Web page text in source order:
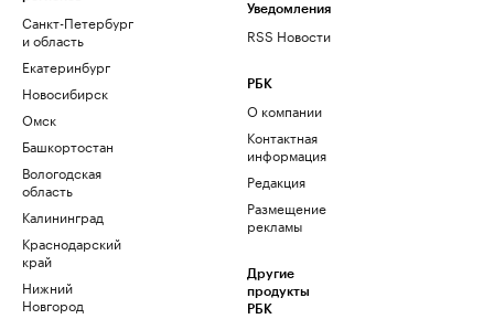
Санкт-Петербург
и область
Екатеринбург
Новосибирск
Омск
Башкортостан
Вологодская
область
Калининград
Краснодарский
край
Нижний
Новгород
Уведомления
RSS Новости
РБК
О компании
Контактная
информация
Редакция
Размещение
рекламы
Другие
продукты
РБК